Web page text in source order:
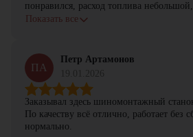
понравился, расход топлива
с задачами справляется.
Показать все
ПА
Петр Артамонов
Заказывал здесь шиномонтажный
По качеству всё отлично, работает без
нормально.